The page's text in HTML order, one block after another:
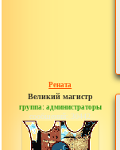
Рената
Великий магистр
группа: администраторы
сообщений: 30442